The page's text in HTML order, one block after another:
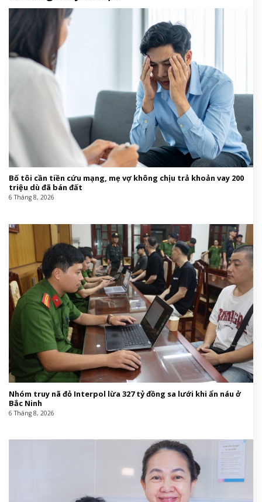
Bố tôi cần tiền cứu mạng, mẹ vợ không chịu trả khoản vay 200
triệu dù đã bán đất
6 Tháng 8, 2026
Nhóm truy nã đỏ Interpol lừa 327 tỷ đồng sa lưới khi ẩn náu ở
Bắc Ninh
6 Tháng 8, 2026